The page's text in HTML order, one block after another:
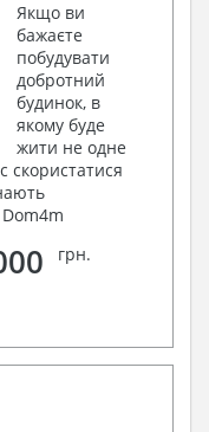
Якщо ви
бажаєте
побудувати
добротний
будинок, в
якому буде
жити не одне
скористатися
Dom4m
грн.